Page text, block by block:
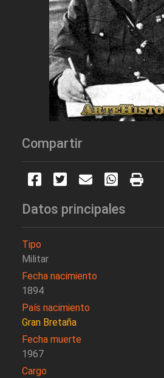
Compartir
Datos principales
Tipo
Militar
Fecha nacimiento
1894
País nacimiento
Gran Bretaña
Fecha muerte
1967
Cargo